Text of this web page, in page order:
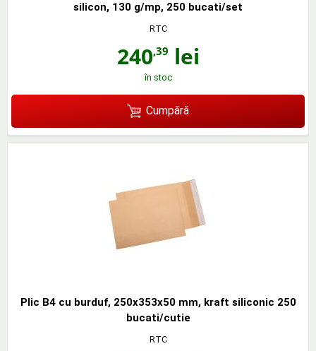
silicon, 130 g/mp, 250 bucati/set
RTC
240,39 lei
în stoc
Cumpără
Plic B4 cu burduf, 250x353x50 mm, kraft siliconic 250
bucati/cutie
RTC